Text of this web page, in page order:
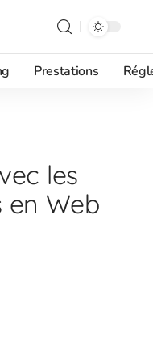
Prestations
les
en Web